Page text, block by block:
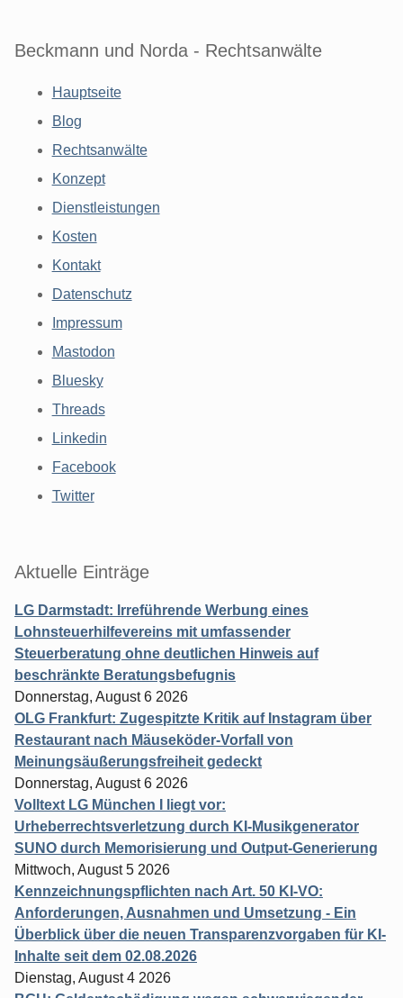
Beckmann und Norda - Rechtsanwälte
Hauptseite
Blog
Rechtsanwälte
Konzept
Dienstleistungen
Kosten
Kontakt
Datenschutz
Impressum
Mastodon
Bluesky
Threads
Linkedin
Facebook
Twitter
Aktuelle Einträge
LG Darmstadt: Irreführende Werbung eines
Lohnsteuerhilfevereins mit umfassender
Steuerberatung ohne deutlichen Hinweis auf
beschränkte Beratungsbefugnis
Donnerstag, August 6 2026
OLG Frankfurt: Zugespitzte Kritik auf Instagram über
Restaurant nach Mäuseköder-Vorfall von
Meinungsäußerungsfreiheit gedeckt
Donnerstag, August 6 2026
Volltext LG München I liegt vor:
Urheberrechtsverletzung durch KI-Musikgenerator
SUNO durch Memorisierung und Output-Generierung
Mittwoch, August 5 2026
Kennzeichnungspflichten nach Art. 50 KI-VO:
Anforderungen, Ausnahmen und Umsetzung - Ein
Überblick über die neuen Transparenzvorgaben für KI-
Inhalte seit dem 02.08.2026
Dienstag, August 4 2026